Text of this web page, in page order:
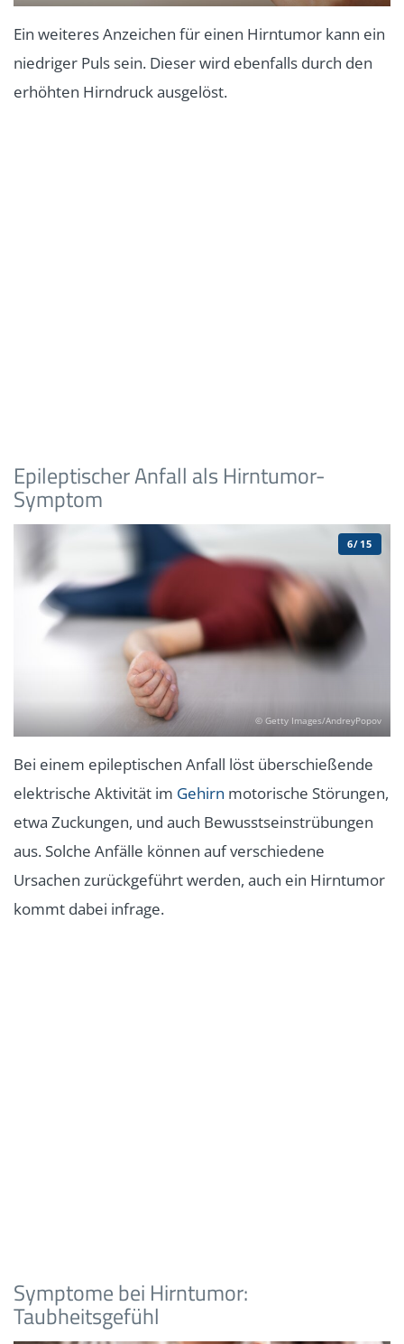
Ein weiteres Anzeichen für einen Hirntumor kann ein
niedriger Puls sein. Dieser wird ebenfalls durch den
erhöhten Hirndruck ausgelöst.
Epileptischer Anfall als Hirntumor-
Symptom
© Getty Images/AndreyPopov
6/15
Bei einem epileptischen Anfall löst überschießende
elektrische Aktivität im Gehirn motorische Störungen,
etwa Zuckungen, und auch Bewusstseinstrübungen
aus. Solche Anfälle können auf verschiedene
Ursachen zurückgeführt werden, auch ein Hirntumor
kommt dabei infrage.
Symptome bei Hirntumor:
Taubheitsgefühl